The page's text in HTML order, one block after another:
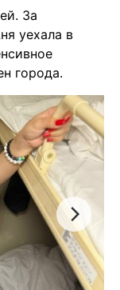
За
уехала в
города.